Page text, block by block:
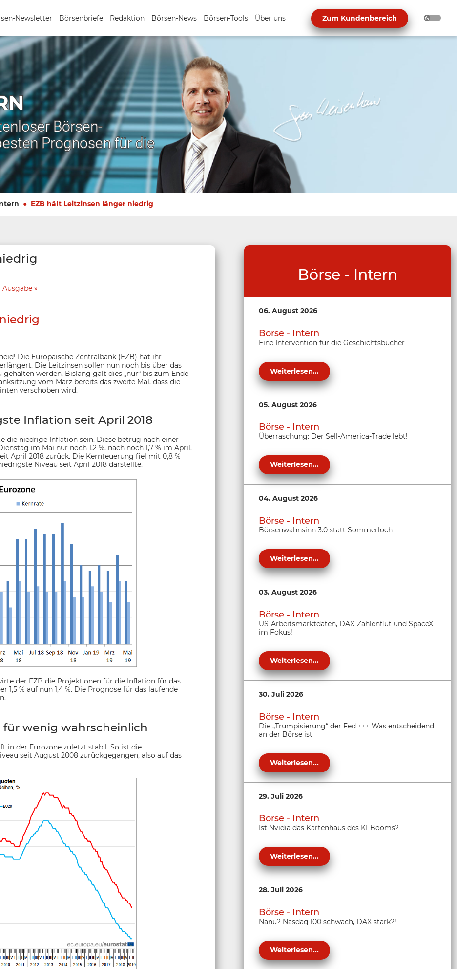
Newsletter Börsenbriefe Redaktion Börsen-News Börsen-Tools Über uns Zum Kundenbereich
Börsen-
Prognosen für die
EZB hält Leitzinsen länger niedrig
Ausgabe
Die Europäische Zentralbank (EZB) hat ihr
Die Leitzinsen sollen nun noch bis über das
werden. Bislang galt dies „nur“ bis zum Ende
vom März bereits das zweite Mal, dass die
verschoben wird.
Inflation seit April 2018
die niedrige Inflation sein. Diese betrug nach einer
im Mai nur noch 1,2 %, nach noch 1,7 % im April.
April 2018 zurück. Die Kernteuerung fiel mit 0,8 %
Niveau seit April 2018 darstellte.
der EZB die Projektionen für die Inflation für das
% auf nun 1,4 %. Die Prognose für das laufende
für wenig wahrscheinlich
in der Eurozone zuletzt stabil. So ist die
seit August 2008 zurückgegangen, also auf das
Börse - Intern
06. August 2026
Börse - Intern
Eine Intervention für die Geschichtsbücher
Weiterlesen...
05. August 2026
Börse - Intern
Überraschung: Der Sell-America-Trade lebt!
Weiterlesen...
04. August 2026
Börse - Intern
Börsenwahnsinn 3.0 statt Sommerloch
Weiterlesen...
03. August 2026
Börse - Intern
US-Arbeitsmarktdaten, DAX-Zahlenflut und SpaceX
im Fokus!
Weiterlesen...
30. Juli 2026
Börse - Intern
Die „Trumpisierung“ der Fed +++ Was entscheidend
an der Börse ist
Weiterlesen...
29. Juli 2026
Börse - Intern
Ist Nvidia das Kartenhaus des KI-Booms?
Weiterlesen...
28. Juli 2026
Börse - Intern
Nanu? Nasdaq 100 schwach, DAX stark?!
Weiterlesen...